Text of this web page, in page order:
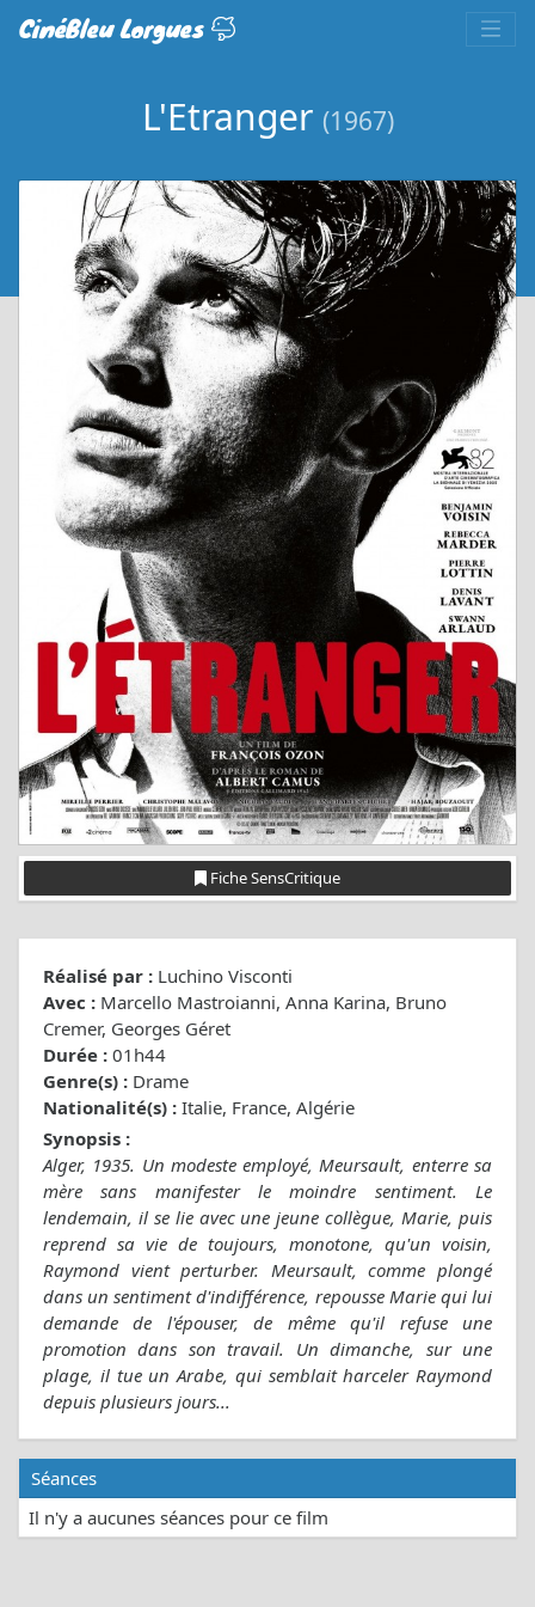
CinéBleu Lorgues
L'Etranger (1967)
Fiche SensCritique
Réalisé par : Luchino Visconti
Avec : Marcello Mastroianni, Anna Karina, Bruno
Cremer, Georges Géret
Durée : 01h44
Genre(s) : Drame
Nationalité(s) : Italie, France, Algérie
Synopsis :
Alger, 1935. Un modeste employé, Meursault, enterre sa
mère sans manifester le moindre sentiment. Le
lendemain, il se lie avec une jeune collègue, Marie, puis
reprend sa vie de toujours, monotone, qu'un voisin,
Raymond vient perturber. Meursault, comme plongé
dans un sentiment d'indifférence, repousse Marie qui lui
demande de l'épouser, de même qu'il refuse une
promotion dans son travail. Un dimanche, sur une
plage, il tue un Arabe, qui semblait harceler Raymond
depuis plusieurs jours...
Séances
Il n'y a aucunes séances pour ce film